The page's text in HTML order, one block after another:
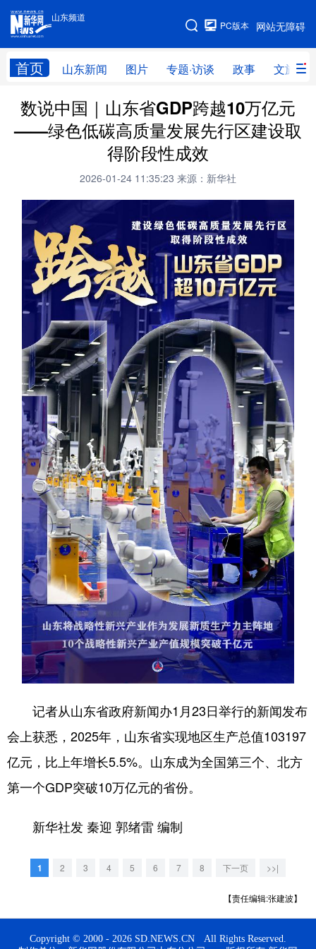
山东频道
网站无障碍
PC版本
首页 山东新闻 图片 专题·访谈 政事 文旅
手机版
网站地图
学习进行时 高层 时政 人事
国际 财经 网评 港澳
思客智库 全球连线
访谈 视频
图片 中央文件 金融 汽车
食品 人居 信息化 乡村振兴
溯源中国 城市 旅游 能源
会展 彩票 娱乐 时尚
悦读 公益 书画 一带一路
亚太网 上市公司 投教基地
地方频道
首页 山东新闻 图片 专题·访谈
政事 文旅 社会民生 山东产经
文娱 融媒秀 地市 科教
健康 微视齐鲁
多语种频道
English Español Français عربى
Deutsch Português
数说中国｜山东省GDP跨越10万亿元
——绿色低碳高质量发展先行区建设取
得阶段性成效
2026-01-24 11:35:23 来源：新华社
记者从山东省政府新闻办1月23日举行的新闻发布
会上获悉，2025年，山东省实现地区生产总值103197
亿元，比上年增长5.5%。山东成为全国第三个、北方
第一个GDP突破10万亿元的省份。
新华社发 秦迎 郭绪雷 编制
1 2 3 4 5 6 7 8 下一页 >>|
【责任编辑:张建波】
Copyright © 2000 - 2026 SD.NEWS.CN All Rights Reserved.